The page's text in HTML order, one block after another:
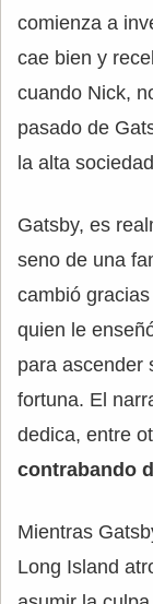
comienza a
cae bien y
cuando Nick,
pasado de
la alta
Gatsby, es
seno de una
cambió
quien le
para ascender
fortuna. El
dedica, entre
contrabando
Mientras
Long Island